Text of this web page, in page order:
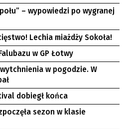
– wypowiedzi po wygranej
Lechia miażdży Sokoła!
w GP Łotwy
w pogodzie. W
dobiegł końca
sezon w klasie